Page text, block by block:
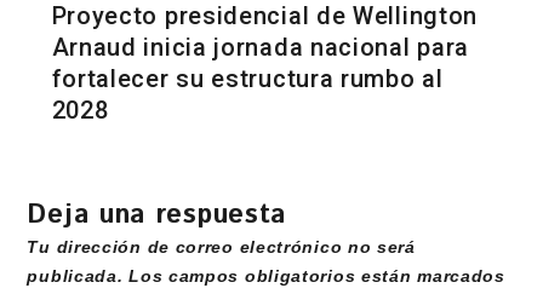
Proyecto presidencial de Wellington
Arnaud inicia jornada nacional para
fortalecer su estructura rumbo al
2028
Deja una respuesta
Tu dirección de correo electrónico no será
publicada. Los campos obligatorios están marcados